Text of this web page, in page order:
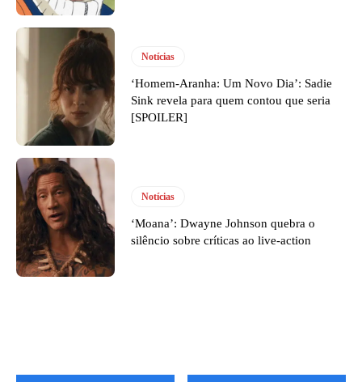
Notícias
‘Homem-Aranha: Um Novo Dia’: Sadie
Sink revela para quem contou que seria
[SPOILER]
Notícias
‘Moana’: Dwayne Johnson quebra o
silêncio sobre críticas ao live-action